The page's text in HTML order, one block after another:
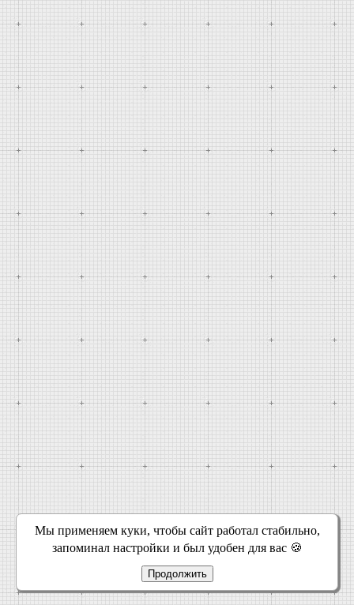
Мы применяем куки, чтобы сайт работал стабильно,
запоминал настройки и был удобен для вас 🍪
Продолжить